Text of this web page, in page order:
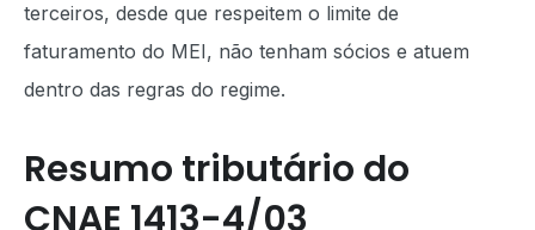
terceiros, desde que respeitem o limite de
faturamento do MEI, não tenham sócios e atuem
dentro das regras do regime.
Resumo tributário do
CNAE 1413-4/03